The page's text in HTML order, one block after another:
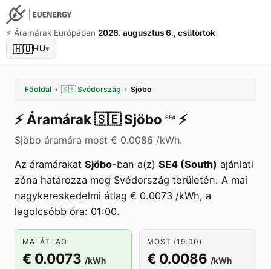
⚡️ Áramárak Európában 2026. augusztus 6., csütörtök
🇭🇺HU▾
Főoldal › 🇸🇪 Svédország › Sjöbo
⚡️ Áramárak🇸🇪 Sjöbo SE4 ⚡️
Sjöbo áramára most € 0.0086 /kWh.
Az áramárakat Sjöbo-ban a(z) SE4 (South) ajánlati
zóna határozza meg Svédország területén. A mai
nagykereskedelmi átlag € 0.0073 /kWh, a
legolcsóbb óra: 01:00.
MAI ÁTLAG
€ 0.0073 /kWh
MOST (19:00)
€ 0.0086 /kWh